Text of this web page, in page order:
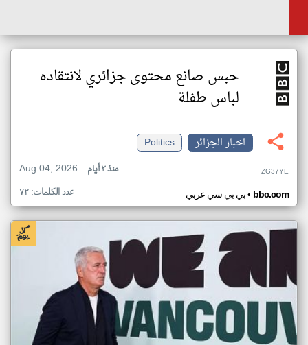
حبس صانع محتوى جزائري لانتقاده
لباس طفلة
اخبار الجزائر
Politics
Aug 04, 2026
منذ ٣ أيام ZG37YE
بي بي سي عربي• bbc.com عدد الكلمات: ٧٢